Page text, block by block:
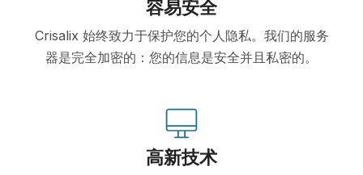
容易安全
Crisalix 始终致力于保护您的个人隐私。我们的服务
器是完全加密的：您的信息是安全并且私密的。
高新技术